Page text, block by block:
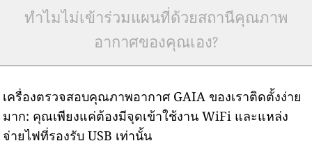
ทำไมไม่เข้าร่วมแผนที่ด้วยสถานีคุณภาพ
อากาศของคุณเอง?
เครื่องตรวจสอบคุณภาพอากาศ GAIA ของเราติดตั้งง่าย
มาก: คุณเพียงแค่ต้องมีจุดเข้าใช้งาน WiFi และแหล่ง
จ่ายไฟที่รองรับ USB เท่านั้น